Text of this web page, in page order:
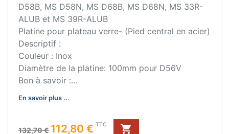
D58B, MS D58N, MS D68B, MS D68N, MS 33R-
ALUB et MS 39R-ALUB
Platine pour plateau verre- (Pied central en acier)
Descriptif :
Couleur : Inox
Diamètre de la platine: 100mm pour D56V
Bon à savoir :
Collage par ultra-violets à faire réaliser par un
mabrier ou un verrier.
Avec cette platine la hauteur des pieds diminue
de 10 mm.
En savoir plus ...
Prix de base
132,70 €
Prix 112,80 € TTC
